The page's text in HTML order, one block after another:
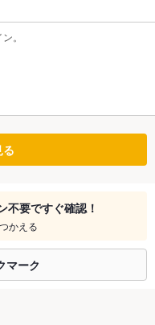
。
不要ですぐ確認！
かえる
マーク